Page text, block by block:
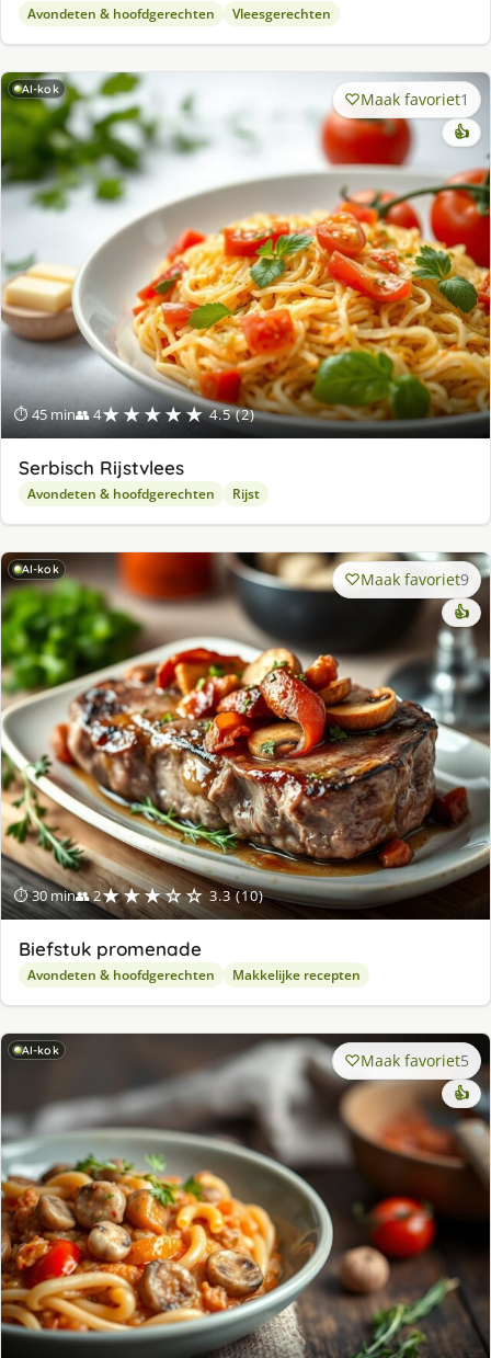
Avondeten & hoofdgerechten Vleesgerechten
AI-kok
⏱ 45 min👥 4★★★★★ 4.5 (2)
Maak favoriet1
👍
Serbisch Rijstvlees
Avondeten & hoofdgerechten Rijst
AI-kok
⏱ 30 min👥 2★★★☆☆ 3.3 (10)
Maak favoriet9
👍
Biefstuk promenade
Avondeten & hoofdgerechten Makkelijke recepten
AI-kok Maak favoriet5
👍